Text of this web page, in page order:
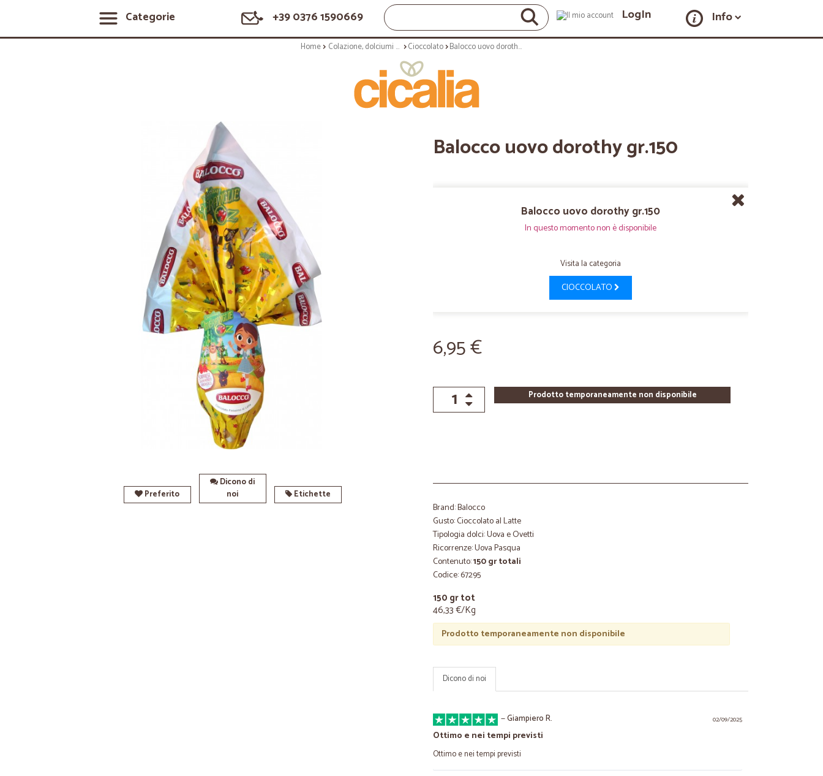
Categorie +39 0376 1590669 LogIn Info
Home Colazione, dolciumi e snack Cioccolato Balocco uovo dorothy gr.150
Preferito
Dicono di
noi
Etichette
Balocco uovo dorothy gr.150
Balocco uovo dorothy gr.150
In questo momento non è disponibile
Visita la categoria
CIOCCOLATO
6,95 €
Prodotto temporaneamente non disponibile
Brand: Balocco
Gusto: Cioccolato al Latte
Tipologia dolci: Uova e Ovetti
Ricorrenze: Uova Pasqua
Contenuto:150 gr totali
Codice: 67295
150 gr tot
46,33 €/Kg
Prodotto temporaneamente non disponibile
Dicono di noi
02/09/2025
—Giampiero R.
Ottimo e nei tempi previsti
Ottimo e nei tempi previsti